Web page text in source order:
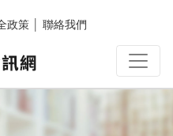
政策 聯絡我們